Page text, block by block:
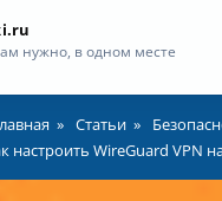
нужно, в одном месте
Статьи
настроить WireGuard VPN